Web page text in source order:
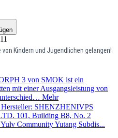
Kindern und Jugendlichen gelangen!
3 von SMOK ist ein
mit einer Ausgangsleistung von
Mehr
Hersteller: SHENZHENIVPS
101, Building B8, No. 2
Community Yutang Subdis...